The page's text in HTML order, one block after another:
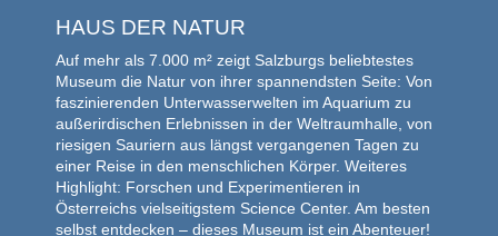
HAUS DER NATUR
Auf mehr als 7.000 m² zeigt Salzburgs beliebtestes
Museum die Natur von ihrer spannendsten Seite: Von
faszinierenden Unterwasserwelten im Aquarium zu
außerirdischen Erlebnissen in der Weltraumhalle, von
riesigen Sauriern aus längst vergangenen Tagen zu
einer Reise in den menschlichen Körper. Weiteres
Highlight: Forschen und Experimentieren in
Österreichs vielseitigstem Science Center. Am besten
selbst entdecken – dieses Museum ist ein Abenteuer!